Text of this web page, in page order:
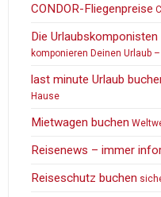
CONDOR-Fliegenpreise
Die
komponieren Deinen Urlaub
last minute Urlaub
Hause
Mietwagen buchen
Reisenews – immer
Reiseschutz buchen